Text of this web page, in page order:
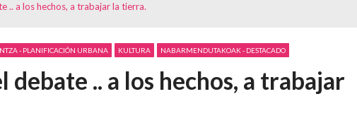
.. a los hechos, a trabajar la tierra.
- PLANIFICACIÓN URBANA KULTURA NABARMENDUTAKOAK - DESTACADO
debate .. a los hechos, a trabajar